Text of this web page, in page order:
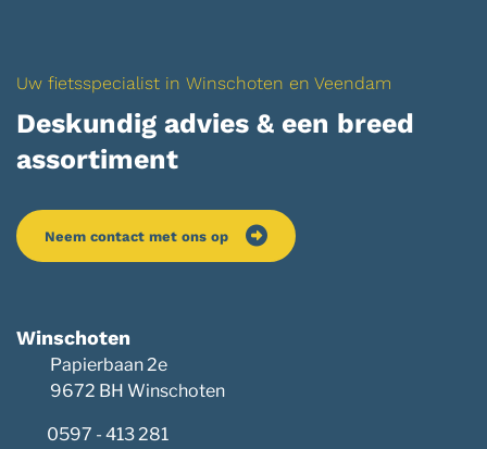
Uw fietsspecialist in Winschoten en Veendam
Deskundig advies & een breed
assortiment
Neem contact met ons op
Winschoten
Papierbaan 2e
9672 BH Winschoten
0597 - 413 281